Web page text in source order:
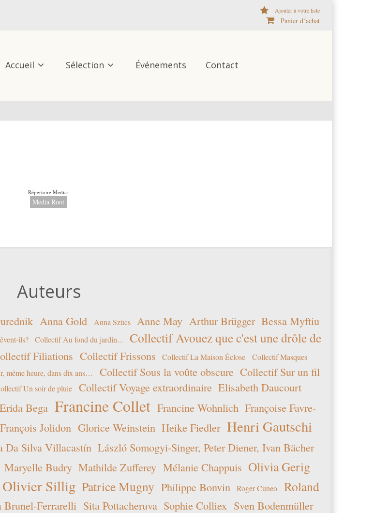
Ajouter à votre liste
Panier d´achat
Accueil Sélection Événements Contact
Répertoire Media:
Media Root
Auteurs
Anna Gold Anna Szücs Anne May Arthur Brügger Bessa Myftiu
ils? Collectif Au fond du jardin...
Collectif Avouez que c'est une drôle de
Filiations Collectif Frissons Collectif La Maison Éclose Collectif Masques
même heure, dans dix ans… Collectif Sous la voûte obscure Collectif Sur un fil
Un soir de pluie Collectif Voyage extraordinaire Elisabeth Daucourt
Erida Bega Francine Collet Francine Wohnlich Françoise Favre-
François Jolidon Glorice Weinstein Heike Fiedler Henri Gautschi
Da Silva Villacastín László Somogyi-Singer, Peter Diener, Ivan Bächer
Maryelle Budry Mathilde Zufferey Mélanie Chappuis Olivia Gerig
Olivier Sillig Patrice Mugny Philippe Bonvin Roger Cuneo
Roland
Brunel-Ferrarelli Sita Pottacheruva Sophie Colliex Sven Bodenmüller